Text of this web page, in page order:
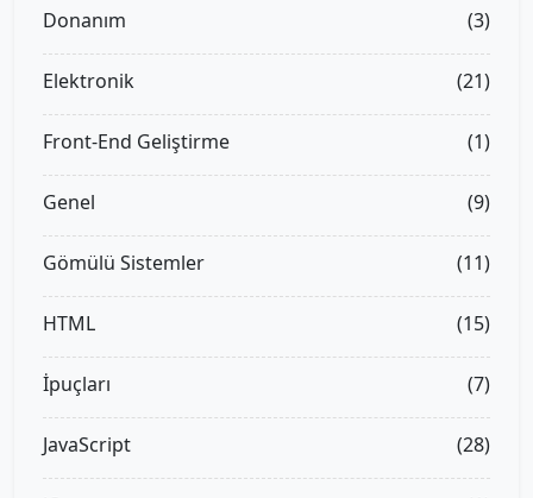
Donanım (3)
Elektronik (21)
Front-End Geliştirme (1)
Genel (9)
Gömülü Sistemler (11)
HTML (15)
İpuçları (7)
JavaScript (28)